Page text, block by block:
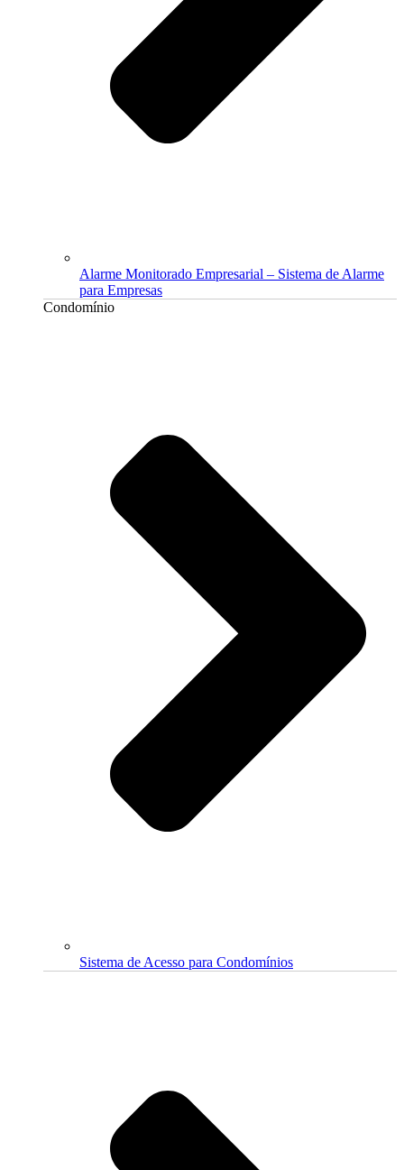
Alarme Monitorado Empresarial – Sistema de Alarme
para Empresas
Condomínio
Sistema de Acesso para Condomínios